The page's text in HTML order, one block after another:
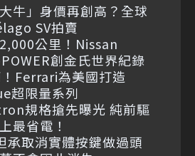
牛」身價再創高？全球
SV拍賣
公里！Nissan
創金氏世界紀錄
Ferrari為美國打造
超限量系列
規格搶先曝光 純前驅
最省電！
承取消實體按鍵做過頭